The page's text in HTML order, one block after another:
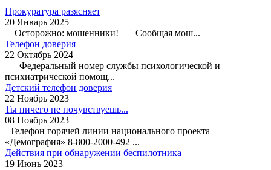
Прокуратура разясняет
20 Январь 2025
Осторожно: мошенники! Сообщая мош...
Телефон доверия
22 Октябрь 2024
Федеральный номер службы психологической и
психиатрической помощ...
Детский телефон доверия
22 Ноябрь 2023
Ты ничего не почувствуешь...
08 Ноябрь 2023
Телефон горячей линии национального проекта
«Демография» 8-800-2000-492 ...
Действия при обнаружении беспилотника
19 Июнь 2023